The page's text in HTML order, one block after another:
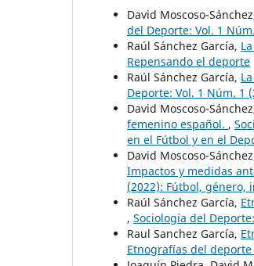
David Moscoso-
del Deporte: Vol. 1
Raúl Sánchez García,
Repensando el deporte
Raúl Sánchez García,
Deporte: Vol. 1 Núm. 1
David Moscoso-
femenino español. ,
en el Fútbol y en el
David Moscoso-
Impactos y medidas
(2022): Fútbol, género,
Raúl Sánchez García,
, Sociología del
Raul Sanchez García,
Etnografías del